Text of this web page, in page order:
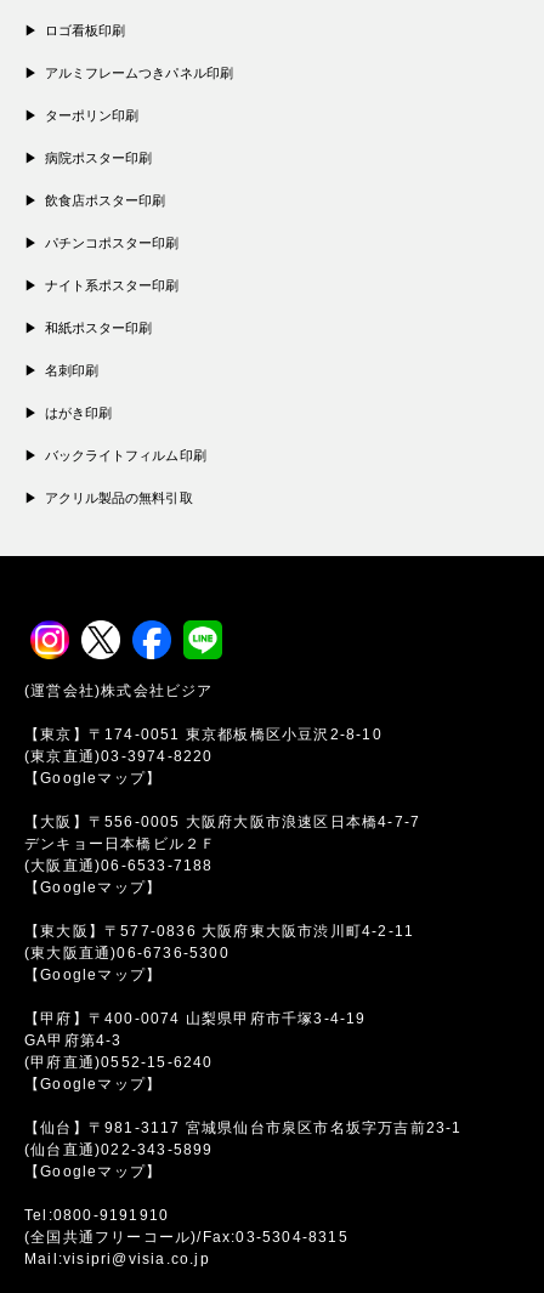
ロゴ看板印刷
アルミフレームつきパネル印刷
ターポリン印刷
病院ポスター印刷
飲食店ポスター印刷
パチンコポスター印刷
ナイト系ポスター印刷
和紙ポスター印刷
名刺印刷
はがき印刷
バックライトフィルム印刷
アクリル製品の無料引取
(運営会社)株式会社ビジア
【東京】〒174-0051 東京都板橋区小豆沢2-8-10
(東京直通)03-3974-8220
【Googleマップ】
【大阪】〒556-0005 大阪府大阪市浪速区日本橋4-7-7
デンキョー日本橋ビル２Ｆ
(大阪直通)06-6533-7188
【Googleマップ】
【東大阪】〒577-0836 大阪府東大阪市渋川町4-2-11
(東大阪直通)06-6736-5300
【Googleマップ】
【甲府】〒400-0074 山梨県甲府市千塚3-4-19
GA甲府第4-3
(甲府直通)0552-15-6240
【Googleマップ】
【仙台】〒981-3117 宮城県仙台市泉区市名坂字万吉前23-1
(仙台直通)022-343-5899
【Googleマップ】
Tel:0800-9191910
(全国共通フリーコール)/Fax:03-5304-8315
Mail:visipri@visia.co.jp